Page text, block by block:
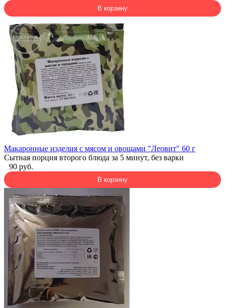
В корзину
Макаронные изделия с мясом и овощами "Леовит" 60 г
Сытная порция второго блюда за 5 минут, без варки
90 руб.
В корзину